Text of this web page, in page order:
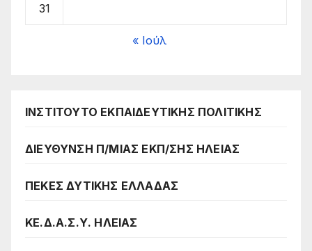
31
« Ιούλ
ΙΝΣΤΙΤΟΥΤΟ ΕΚΠΑΙΔΕΥΤΙΚΗΣ ΠΟΛΙΤΙΚΗΣ
ΔΙΕΥΘΥΝΣΗ Π/ΜΙΑΣ ΕΚΠ/ΣΗΣ ΗΛΕΙΑΣ
ΠΕΚΕΣ ΔΥΤΙΚΗΣ ΕΛΛΑΔΑΣ
ΚΕ.Δ.Α.Σ.Υ. ΗΛΕΙΑΣ